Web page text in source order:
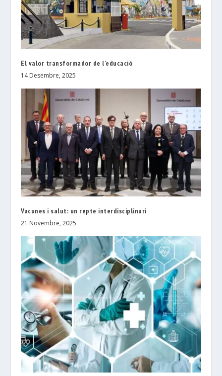
El valor transformador de l’educació
14 Desembre, 2025
Vacunes i salut: un repte interdisciplinari
21 Novembre, 2025